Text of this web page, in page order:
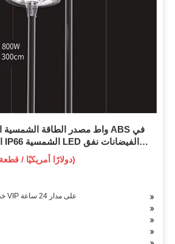
23.52-25.52 دولارًا أمريكيًا / قطعة (سعر فوب)
خدمة ما بعد البيع: نحن نقدم خدمة VIP على مدار 24 ساعة